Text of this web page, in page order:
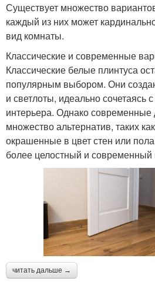
Существует множество
каждый из них может
вид комнаты.
Классические и современные
Классические белые плинтуса
популярным выбором. Они
и светлоты, идеально сочетаясь
интерьера. Однако
множество альтернатив, таких
окрашенные в цвет стен или
более целостный и современный
читать дальше →